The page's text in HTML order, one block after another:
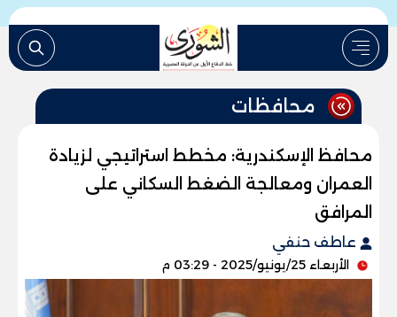
محافظات
محافظ الإسكندرية: مخطط استراتيجي لزيادة
العمران ومعالجة الضغط السكاني على
المرافق
عاطف حنفي
الأربعاء 25/يونيو/2025 - 03:29 م